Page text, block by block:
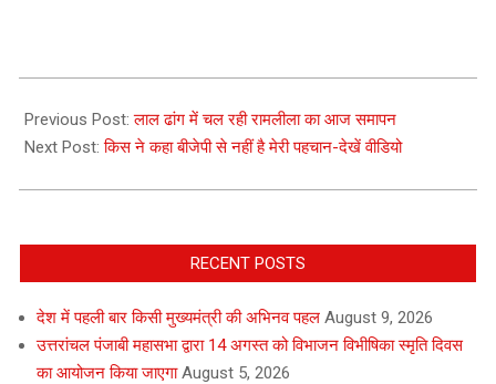
10-
16
Previous Post:लाल ढांग में चल रही रामलीला का आज समापन
Next Post:किस ने कहा बीजेपी से नहीं है मेरी पहचान-देखें वीडियो
RECENT POSTS
देश में पहली बार किसी मुख्यमंत्री की अभिनव पहल August 9, 2026
उत्तरांचल पंजाबी महासभा द्वारा 14 अगस्त को विभाजन विभीषिका स्मृति दिवस
का आयोजन किया जाएगा August 5, 2026